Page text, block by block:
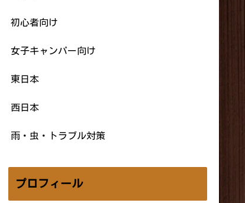
初心者向け
女子キャンパー向け
東日本
西日本
雨・虫・トラブル対策
プロフィール